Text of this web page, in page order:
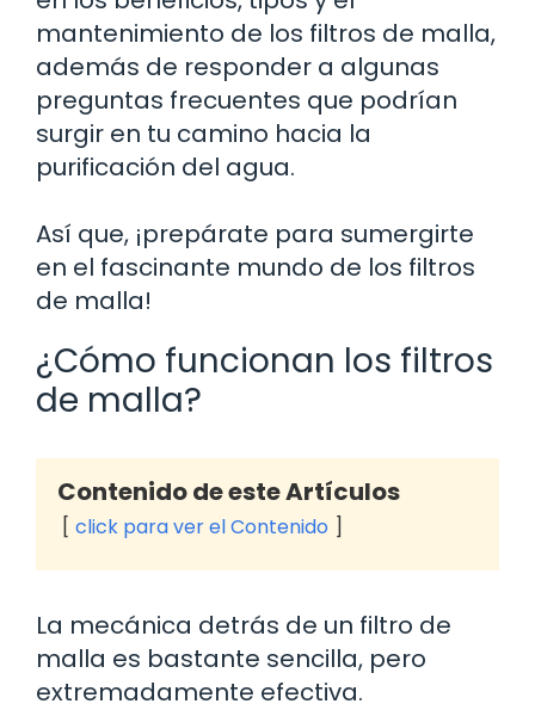
mantenimiento de los filtros de malla,
además de responder a algunas
preguntas frecuentes que podrían
surgir en tu camino hacia la
purificación del agua.
Así que, ¡prepárate para sumergirte
en el fascinante mundo de los filtros
de malla!
¿Cómo funcionan los filtros
de malla?
Contenido de este Artículos
click para ver el Contenido
La mecánica detrás de un filtro de
malla es bastante sencilla, pero
extremadamente efectiva.